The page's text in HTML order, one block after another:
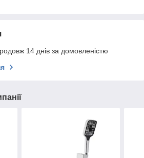
14 днів за домовленістю